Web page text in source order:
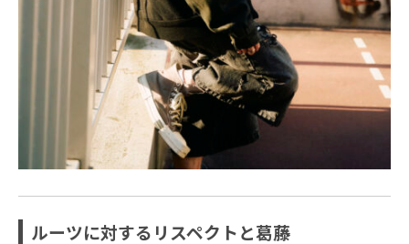
ルーツに対するリスペクトと葛藤